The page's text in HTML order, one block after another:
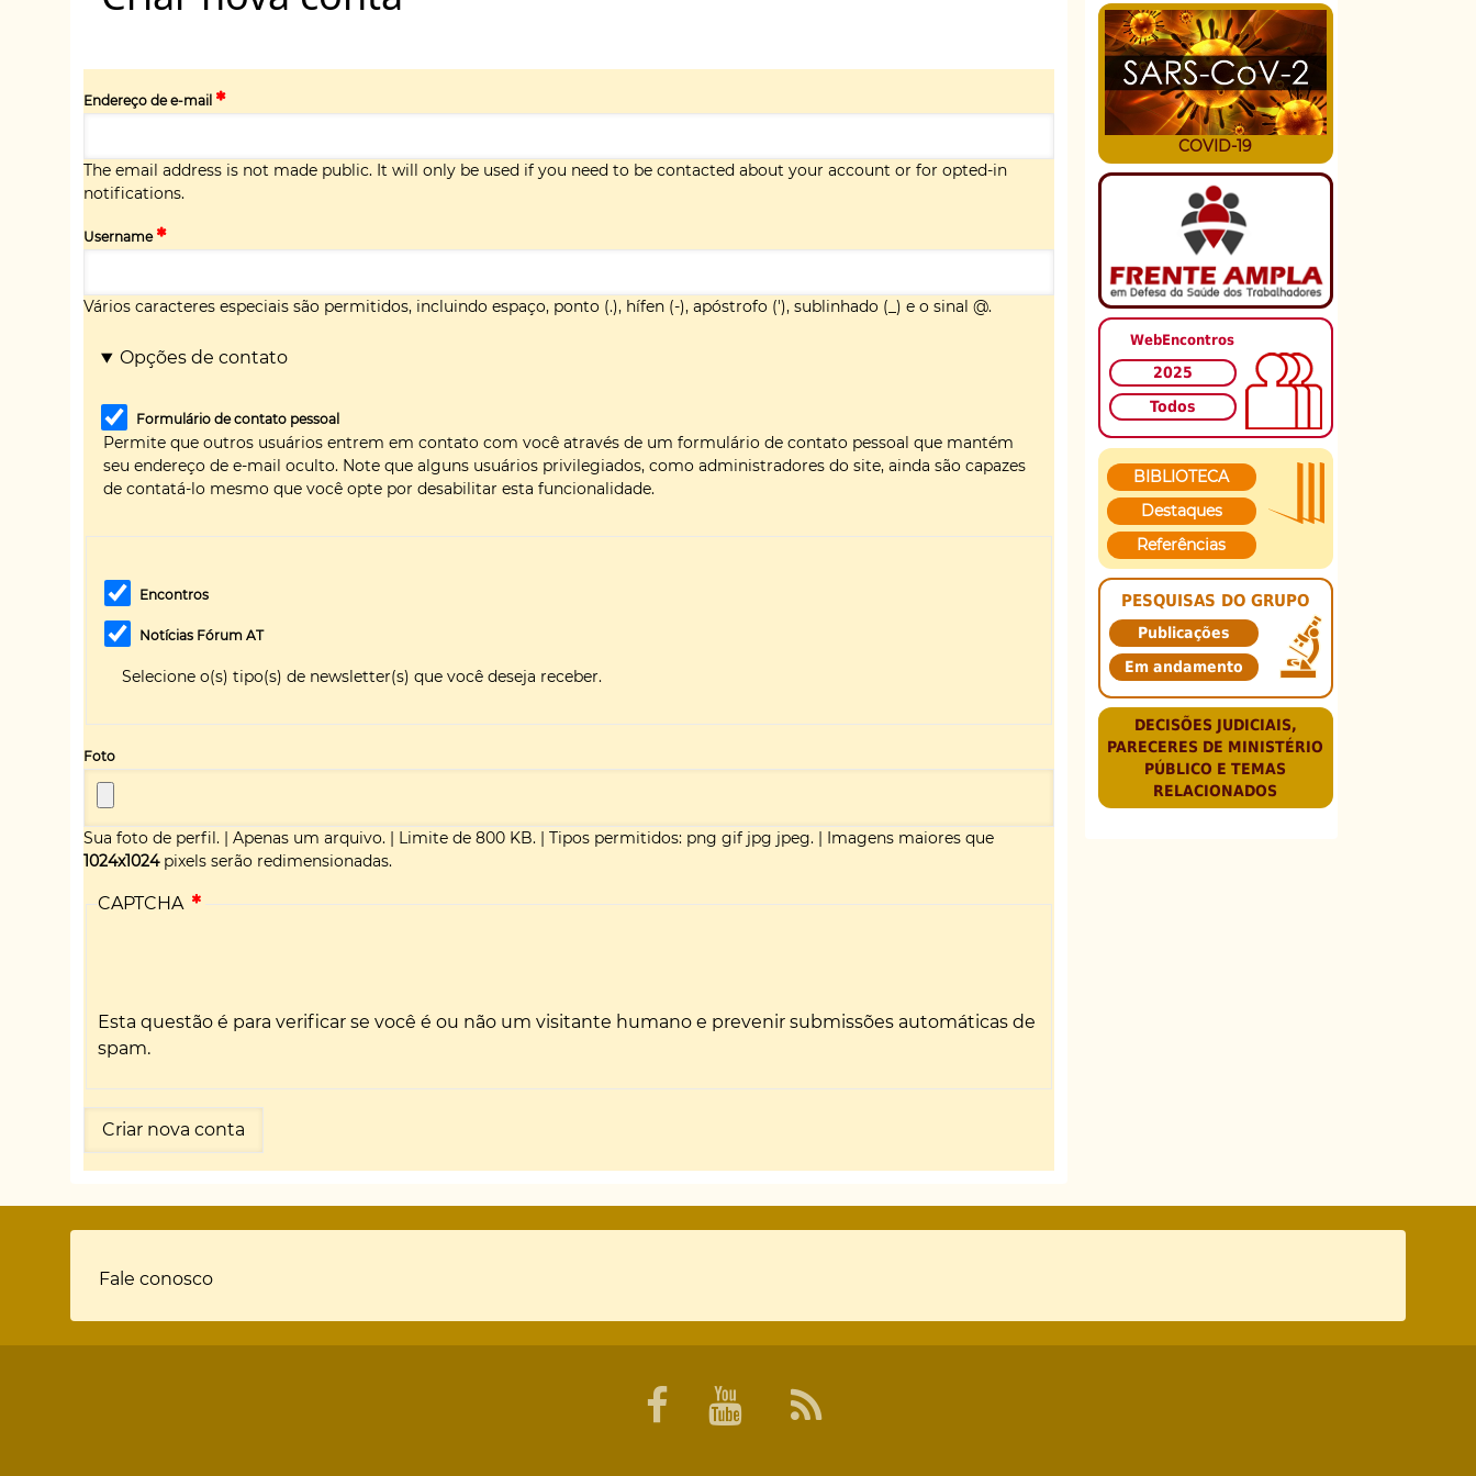
Endereço de e-mail
The email address is not made public. It will only be used if you need to be contacted about your account or for opted-in
notifications.
Username
Vários caracteres especiais são permitidos, incluindo espaço, ponto (.), hífen (-), apóstrofo ('), sublinhado (_) e o sinal @.
Opções de contato
Formulário de contato pessoal
Permite que outros usuários entrem em contato com você através de um formulário de contato pessoal que mantém
seu endereço de e-mail oculto. Note que alguns usuários privilegiados, como administradores do site, ainda são capazes
de contatá-lo mesmo que você opte por desabilitar esta funcionalidade.
Encontros
Notícias Fórum AT
Selecione o(s) tipo(s) de newsletter(s) que você deseja receber.
Foto
Sua foto de perfil. Apenas um arquivo. Limite de 800 KB. Tipos permitidos: png gif jpg jpeg.
Imagens maiores que
1024x1024pixels serão redimensionadas.
CAPTCHA
Esta questão é para verificar se você é ou não um visitante humano e prevenir submissões automáticas de
spam.
COVID-19
WebEncontros
2025
Todos
BIBLIOTECA
Destaques
Referências
PESQUISAS DO GRUPO
Publicações
Em andamento
DECISÕES JUDICIAIS,
PARECERES DE MINISTÉRIO
PÚBLICO E TEMAS
RELACIONADOS
Rodapé
Fale conosco